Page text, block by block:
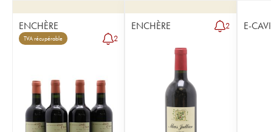
ENCHÈRE
TVA récupérable 2
ENCHÈRE 2 E-